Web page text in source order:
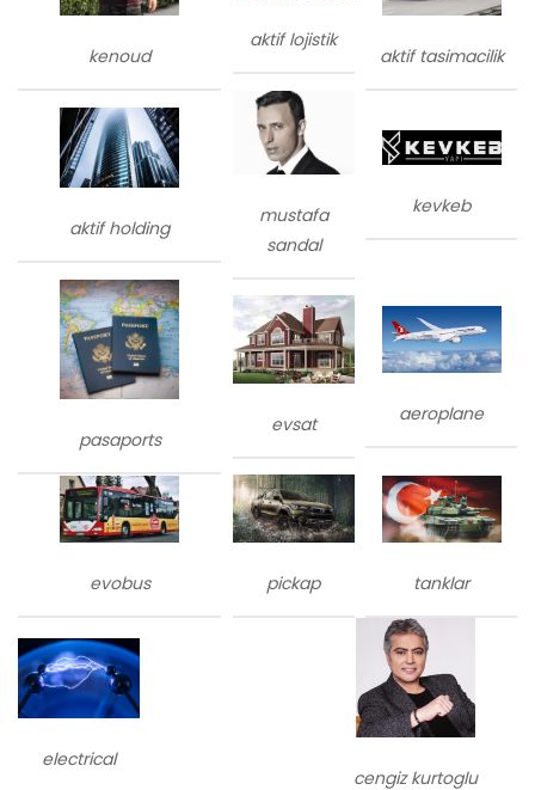
kenoud
aktif lojistik
aktif tasimacilik
aktif holding
mustafa
sandal
kevkeb
pasaports
evsat aeroplane
evobus pickap tanklar
electrical
cengiz kurtoglu